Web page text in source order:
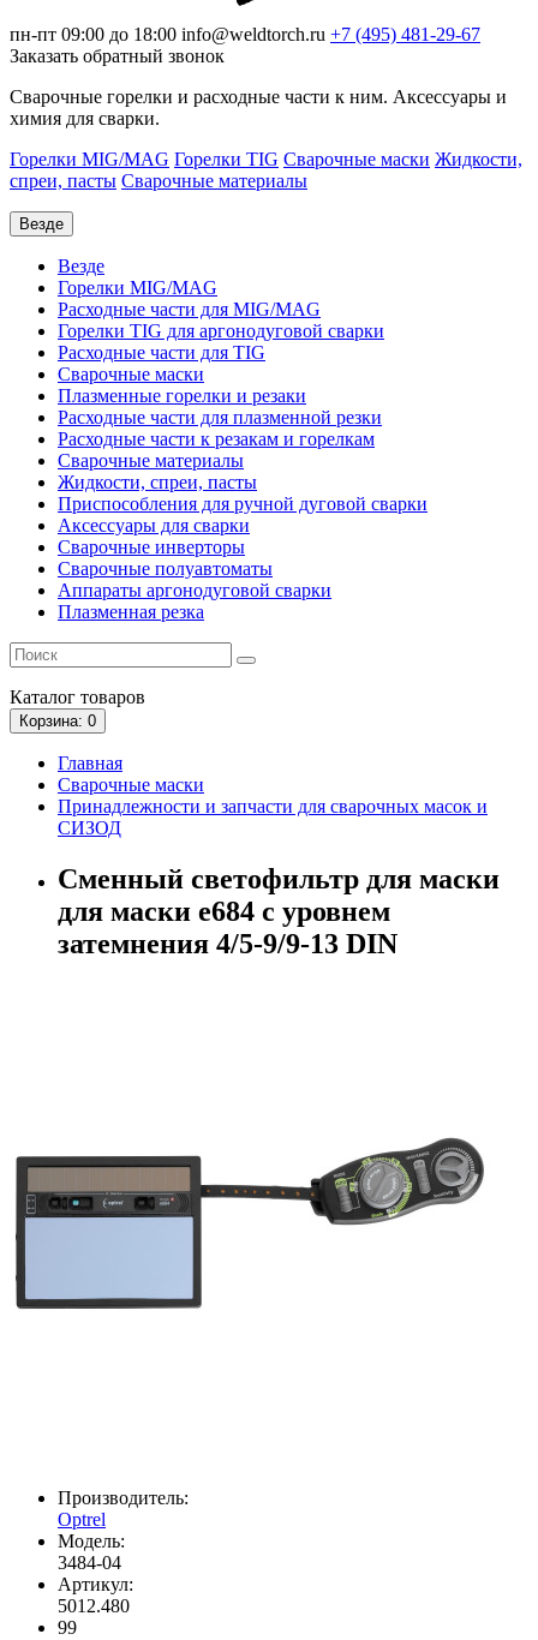
пн-пт 09:00 до 18:00 info@weldtorch.ru +7 (495) 481-29-67
Заказать обратный звонок
Сварочные горелки и расходные части к ним. Аксессуары и
химия для сварки.
Горелки MIG/MAG Горелки TIG Сварочные маски Жидкости,
спреи, пасты Сварочные материалы
Везде
Везде
Горелки MIG/MAG
Расходные части для MIG/MAG
Горелки TIG для аргонодуговой сварки
Расходные части для TIG
Сварочные маски
Плазменные горелки и резаки
Расходные части для плазменной резки
Расходные части к резакам и горелкам
Сварочные материалы
Жидкости, спреи, пасты
Приспособления для ручной дуговой сварки
Аксессуары для сварки
Сварочные инверторы
Сварочные полуавтоматы
Аппараты аргонодуговой сварки
Плазменная резка
Каталог товаров
Корзина: 0
Главная
Сварочные маски
Принадлежности и запчасти для сварочных масок и
СИЗОД
Сменный светофильтр для маски
для маски е684 с уровнем
затемнения 4/5-9/9-13 DIN
Производитель:
Optrel
Модель:
3484-04
Артикул:
5012.480
99